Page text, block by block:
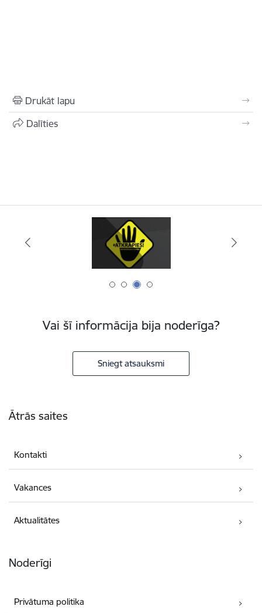
Drukāt lapu
Dalīties
Vai šī informācija bija noderīga?
Sniegt atsauksmi
Ātrās saites
Kontakti
Vakances
Aktualitātes
Noderīgi
Privātuma politika